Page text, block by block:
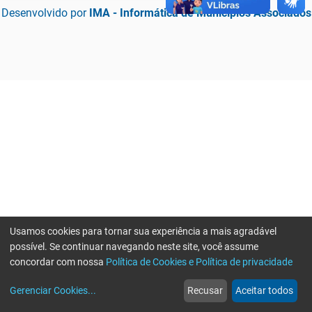
Desenvolvido por IMA - Informática de Municípios Associados
web
Notícias
more_horiz
Mais
Usamos cookies para tornar sua experiência a mais agradável
possível. Se continuar navegando neste site, você assume
concordar com nossa Política de Cookies e Política de privacidade
Gerenciar Cookies... Recusar Aceitar todos
Erro ao enviar informações, por favor tente novamente